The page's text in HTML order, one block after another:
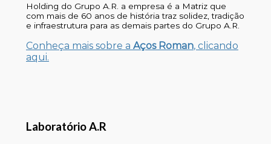
Holding do Grupo A.R. a empresa é a Matriz que
com mais de 60 anos de história traz solidez, tradição
e infraestrutura para as demais partes do Grupo A.R.
Conheça mais sobre a Aços Roman, clicando
aqui.
Laboratório A.R